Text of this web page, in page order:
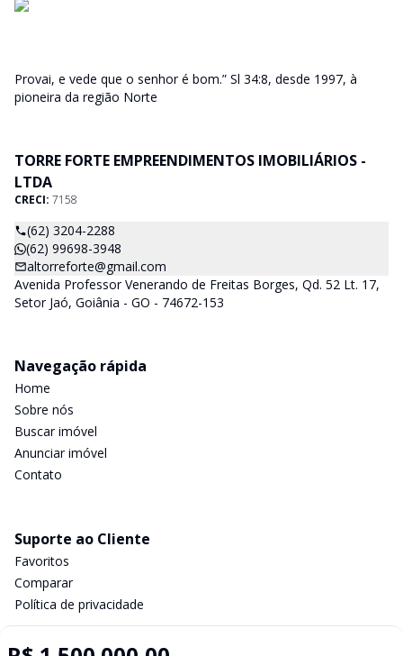
Provai, e vede que o senhor é bom.” Sl 34:8, desde 1997, à
pioneira da região Norte
TORRE FORTE EMPREENDIMENTOS IMOBILIÁRIOS -
LTDA
CRECI: 7158
(62) 3204-2288
(62) 99698-3948
altorreforte@gmail.com
Avenida Professor Venerando de Freitas Borges, Qd. 52 Lt. 17,
Setor Jaó, Goiânia - GO - 74672-153
Navegação rápida
Home
Sobre nós
Buscar imóvel
Anunciar imóvel
Contato
Suporte ao Cliente
Favoritos
Comparar
Política de privacidade